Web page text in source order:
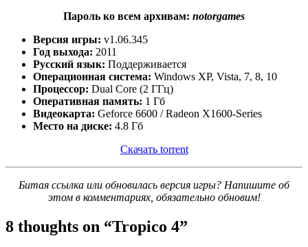
Пароль ко всем архивам: notorgames
Версия игры: v1.06.345
Год выхода: 2011
Русский язык: Поддерживается
Операционная система: Windows XP, Vista, 7, 8, 10
Процессор: Dual Core (2 ГГц)
Оперативная память: 1 Гб
Видеокарта: Geforce 6600 / Radeon X1600-Series
Место на диске: 4.8 Гб
Скачать torrent
Битая ссылка или обновилась версия игры? Напишите об
этом в комментариях, обязательно обновим!
8 thoughts on “Tropico 4”